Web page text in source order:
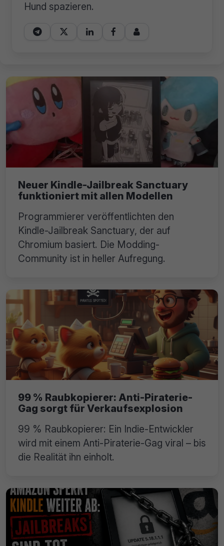
Hund spazieren.
    
Neuer Kindle-Jailbreak Sanctuary
funktioniert mit allen Modellen
Programmierer veröffentlichten den
Kindle-Jailbreak Sanctuary, der auf
Chromium basiert. Die Modding-
Community ist in heller Aufregung.
99 % Raubkopierer: Anti-Piraterie-
Gag sorgt für Verkaufsexplosion
99 % Raubkopierer: Ein Indie-Entwickler
wird mit einem Anti-Piraterie-Gag viral – bis
die Realität ihn einholt.